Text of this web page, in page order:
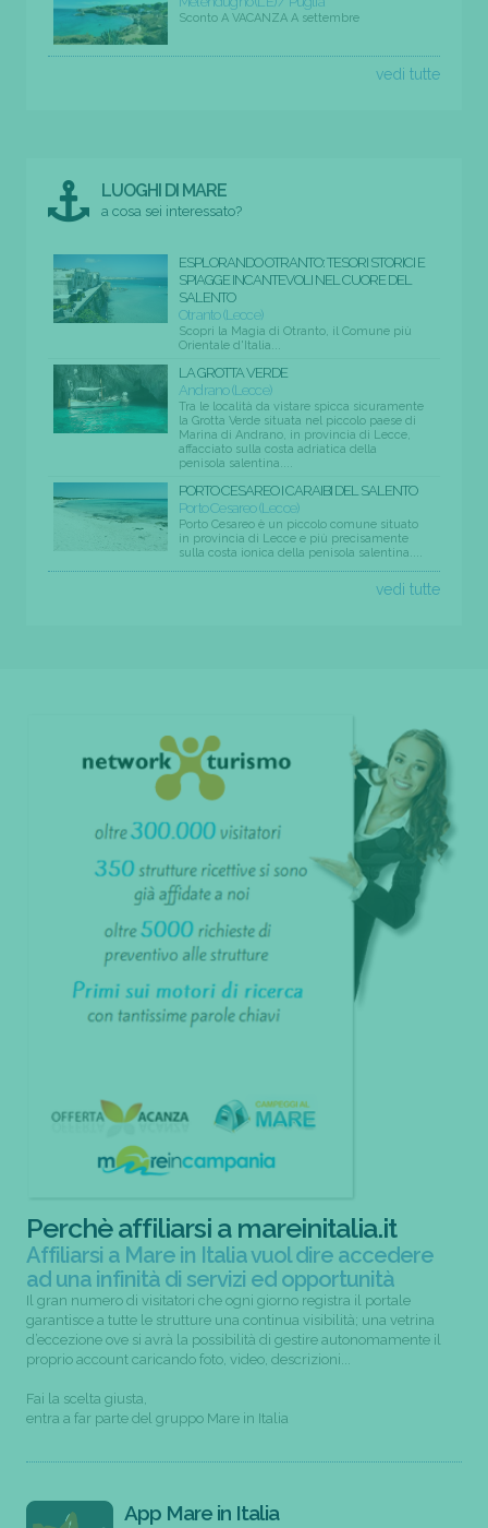
Sconto A VACANZA A settembre
vedi tutte
LUOGHI DI MARE
a cosa sei interessato?
ESPLORANDO OTRANTO: TESORI STORICI E
SPIAGGE INCANTEVOLI NEL CUORE DEL
SALENTO
Otranto (Lecce)
Scopri la Magia di Otranto, il Comune più
Orientale d'Italia...
LA GROTTA VERDE
Andrano (Lecce)
Tra le località da vistare spicca sicuramente
la Grotta Verde situata nel piccolo paese di
Marina di Andrano, in provincia di Lecce,
affacciato sulla costa adriatica della
penisola salentina....
PORTO CESAREO I CARAIBI DEL SALENTO
Porto Cesareo (Lecce)
Porto Cesareo è un piccolo comune situato
in provincia di Lecce e più precisamente
sulla costa ionica della penisola salentina....
vedi tutte
Perchè affiliarsi a mareinitalia.it
Affiliarsi a Mare in Italia vuol dire accedere
ad una infinità di servizi ed opportunità
Il gran numero di visitatori che ogni giorno registra il portale
garantisce a tutte le strutture una continua visibilità; una vetrina
d’eccezione ove si avrà la possibilità di gestire autonomamente il
proprio account caricando foto, video, descrizioni...
Fai la scelta giusta,
entra a far parte del gruppo Mare in Italia
App Mare in Italia